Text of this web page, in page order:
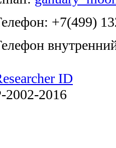
+7(499)
ID
2002-2016